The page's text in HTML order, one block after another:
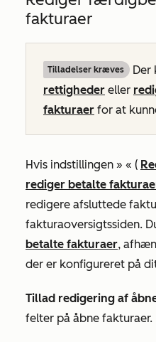
fakturaer
Tilladelser kræves Der
rettigheder eller
fakturaer for at
Hvis indstillingen » « (
rediger betalte
redigere afsluttede
fakturaoversigtssiden.
betalte fakturaer,
der er konfigureret på
Tillad redigering af
felter på åbne fakturaer.